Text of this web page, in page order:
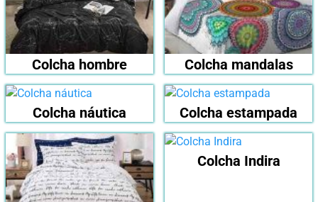
Colcha hombre Colcha mandalas
Colcha náutica Colcha estampada
Colcha Indira